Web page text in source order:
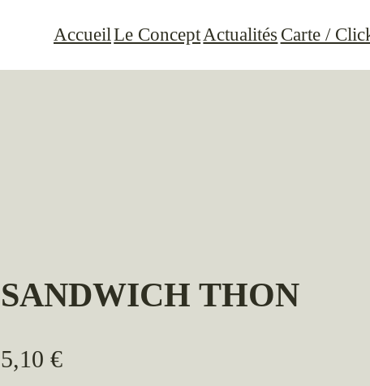
AccueilLe ConceptActualités Carte /
SANDWICH THON
5,10 €